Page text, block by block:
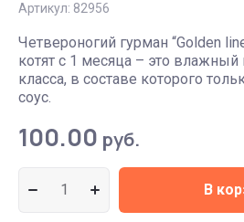
Артикул: 82956
Четвероногий гурман “Golden
котят с 1 месяца – это
класса, в составе которого
соус.
100.00 руб.
В